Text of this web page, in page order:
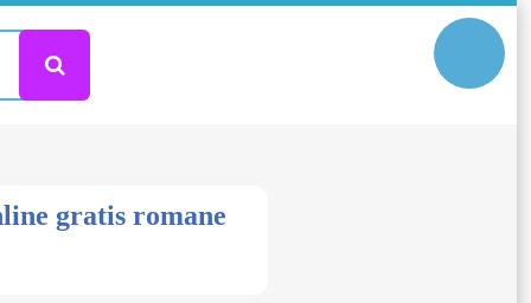
gratis romane